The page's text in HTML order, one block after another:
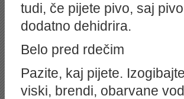
tudi, če pijete pivo, saj
dodatno dehidrira.
Belo pred rdečim
Pazite, kaj pijete.
viski, brendi, obarvane